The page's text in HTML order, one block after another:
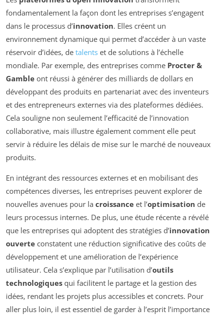
fondamentalement la façon dont les entreprises s’engagent
dans le processus d’innovation. Elles créent un
environnement dynamique qui permet d’accéder à un vaste
réservoir d’idées, de talents et de solutions à l’échelle
mondiale. Par exemple, des entreprises comme Procter &
Gamble ont réussi à générer des milliards de dollars en
développant des produits en partenariat avec des inventeurs
et des entrepreneurs externes via des plateformes dédiées.
Cela souligne non seulement l’efficacité de l’innovation
collaborative, mais illustre également comment elle peut
servir à réduire les délais de mise sur le marché de nouveaux
produits.
En intégrant des ressources externes et en mobilisant des
compétences diverses, les entreprises peuvent explorer de
nouvelles avenues pour la croissance et l’optimisation de
leurs processus internes. De plus, une étude récente a révélé
que les entreprises qui adoptent des stratégies d’innovation
ouverte constatent une réduction significative des coûts de
développement et une amélioration de l’expérience
utilisateur. Cela s’explique par l’utilisation d’outils
technologiques qui facilitent le partage et la gestion des
idées, rendant les projets plus accessibles et concrets. Pour
aller plus loin, il est essentiel de garder à l’esprit l’importance